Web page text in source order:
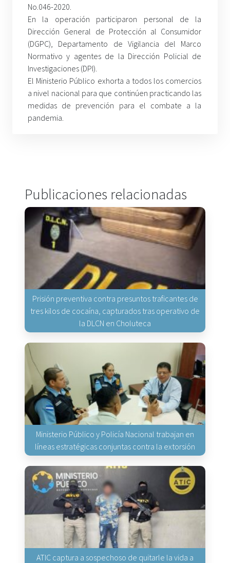
No.046-2020.
En la operación participaron personal de la
Dirección General de Protección al Consumidor
(DGPC), Departamento de Vigilancia del Marco
Normativo y agentes de la Dirección Policial de
Investigaciones (DPI).
El Ministerio Público exhorta a todos los comercios
a nivel nacional para que continúen practicando las
medidas de prevención para el combate a la
pandemia
Publicaciones relacionadas
Prisión preventiva contra presuntos traficantes de
tres kilos de cocaína, capturados tras operativo de
la DLCN en Choluteca
Ministerio Público y Policía Nacional trabajan en
líneas estratégicas conjuntas contra la extorsión
ATIC captura a sospechoso de quitarle la vida a